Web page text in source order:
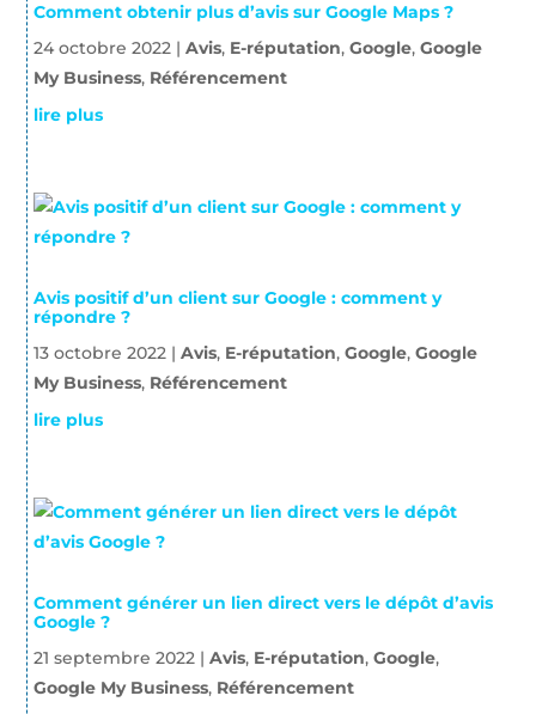
Comment obtenir plus d’avis sur Google Maps ?
24 octobre 2022| Avis, E-réputation, Google, Google
My Business, Référencement
lire plus
Avis positif d’un client sur Google : comment y
répondre ?
13 octobre 2022| Avis, E-réputation, Google, Google
My Business, Référencement
lire plus
Comment générer un lien direct vers le dépôt d’avis
Google ?
21 septembre 2022| Avis, E-réputation, Google,
Google My Business, Référencement